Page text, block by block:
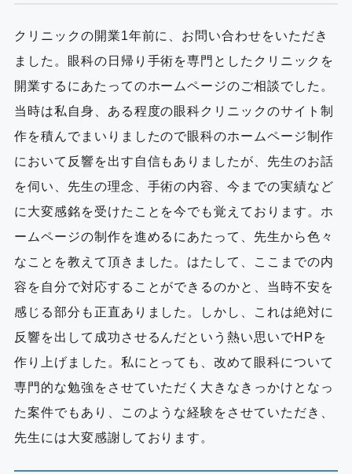
クリニックの開業1年前に、お問い合わせをいただき
ました。眼科の日帰り手術を専門としたクリニックを
開業するにあたってのホームページのご相談でした。
当時は私自身、ある程度の眼科クリニックのサイト制
作を積んでまいりましたので眼科のホームページ制作
において反響を出す自信もありましたが、先生のお話
を伺い、先生の理念、手術の内容、今までの実績など
に大変感銘を受けたことを今でも覚えております。ホ
ームページの制作を進めるにあたって、先生から色々
なことを教えて頂きました。はたして、ここまでの内
容を自分で対応することができるのかと、当時不安を
感じる部分も正直ありました。しかし、これは絶対に
反響を出して成功させるんだという熱い思いでHPを
作り上げました。私にとっても、改めて眼科について
専門的な勉強をさせていただく大きなきっかけとなっ
た案件でもあり、このような経験をさせていただき、
先生には大変感謝しております。